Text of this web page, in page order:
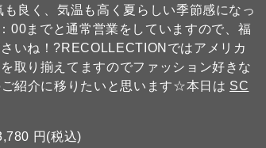
良く、気温も高く夏らしい季節感になっ
までと通常営業をしていますので、福
いね！?RECOLLECTIONではアメリカ
取り揃えてますのでファッション好きな
紹介に移りたいと思います☆本日は SC
円(税込)